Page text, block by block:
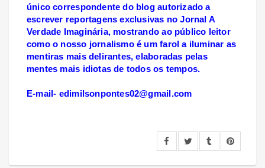
único correspondente do blog autorizado a
escrever reportagens exclusivas no Jornal A
Verdade Imaginária, mostrando ao público leitor
como o nosso jornalismo é um farol a iluminar as
mentiras mais delirantes, elaboradas pelas
mentes mais idiotas de todos os tempos.
E-mail- edimilsonpontes02@gmail.com